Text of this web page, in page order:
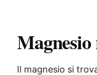
Il magnesio si